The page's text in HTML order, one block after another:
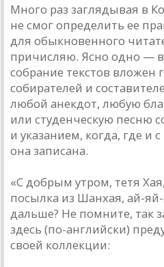
Много раз заглядывая в
не смог определить ее
для обыкновенного
причисляю. Ясно одно — в
собрание текстов вложен
собирателей и
любой анекдот, любую
или студенческую песню
и указанием, когда, где и с
она записана.
«С добрым утром, тетя
посылка из Шанхая, ай-
дальше? Не помните, так
здесь (по-английски)
своей коллекции: